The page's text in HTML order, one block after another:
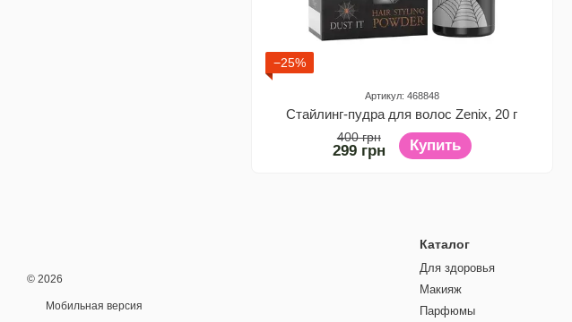
−25%
Артикул: 468848
Стайлинг-пудра для волос Zenix, 20 г
400 грн
299 грн Купить
© 2026
Мобильная версия
Каталог
Для здоровья
Макияж
Парфюмы